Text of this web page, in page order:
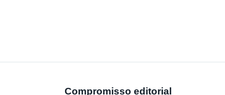
Compromisso editorial